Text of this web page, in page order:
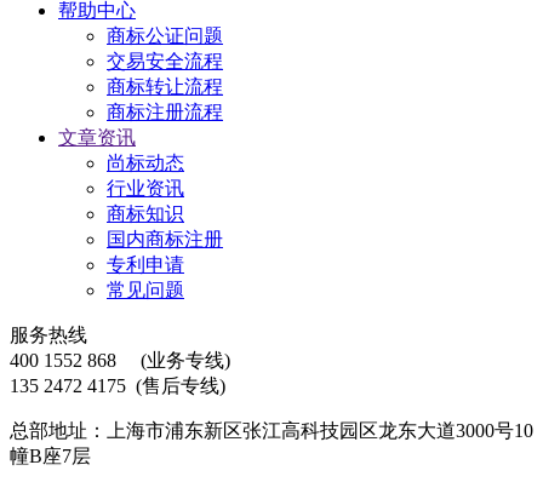
帮助中心
商标公证问题
交易安全流程
商标转让流程
商标注册流程
文章资讯
尚标动态
行业资讯
商标知识
国内商标注册
专利申请
常见问题
服务热线
400 1552 868
(业务专线)
135 2472 4175 (售后专线)
总部地址：上海市浦东新区张江高科技园区龙东大道3000号10
幢B座7层